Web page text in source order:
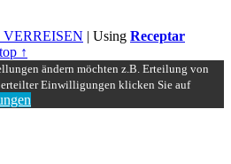
VERREISEN | Using Receptar
↑
ändern möchten z.B. Erteilung von
Einwilligungen klicken Sie auf